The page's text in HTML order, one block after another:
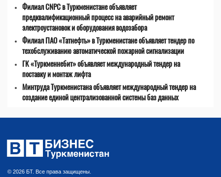
Филиал CNPC в Туркменистане объявляет
предквалификационный процесс на аварийный ремонт
электроустановок и оборудования водозабора
Филиал ПАО «Татнефть» в Туркменистане объявляет тендер по
техобслуживанию автоматической пожарной сигнализации
ГК «Туркменнебит» объявляет международный тендер на
поставку и монтаж лифта
Минтруда Туркменистана объявляет международный тендер на
создание единой централизованной системы баз данных
© 2026 БТ. Все права защищены.